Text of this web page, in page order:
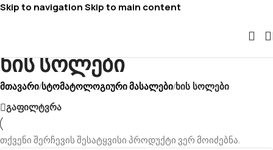
Skip to navigationSkip to main content
ხის სოლები
მთავარი/სტომატოლოგიური მასალები/ხის სოლები
გაფილტვრა
თქვენი შერჩევის შესატყვისი პროდუქტი ვერ მოიძებნა.